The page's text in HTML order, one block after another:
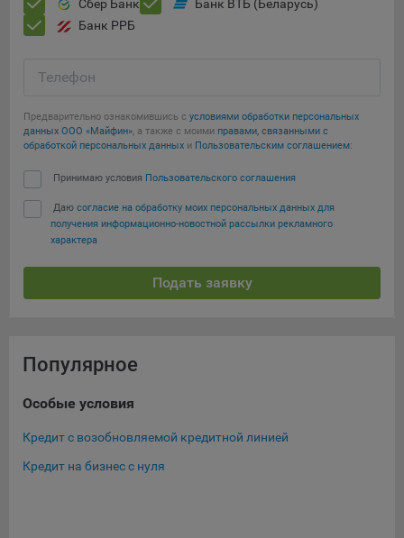
Сбер Банк
Банк ВТБ (Беларусь)
Банк РРБ
Телефон
Предварительно ознакомившись с условиями обработки персональных
данных ООО «Майфин», а также с моими правами, связанными с
обработкой персональных данных и Пользовательским соглашением:
Принимаю условия Пользовательского соглашения
Даю согласие на обработку моих персональных данных для
получения информационно-новостной рассылки рекламного
характера
Подать заявку
Популярное
Особые условия
Кредит с возобновляемой кредитной линией
Кредит на бизнес с нуля